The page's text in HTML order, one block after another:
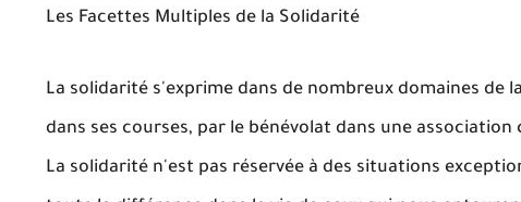
Les Facettes Multiples de la Solidarité
La solidarité s'exprime dans de nombreux domaines de
dans ses courses, par le bénévolat dans une
La solidarité n'est pas réservée à des situations